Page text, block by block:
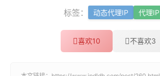
标签： 动态代理IP 代理IP
喜欢10 不喜欢3